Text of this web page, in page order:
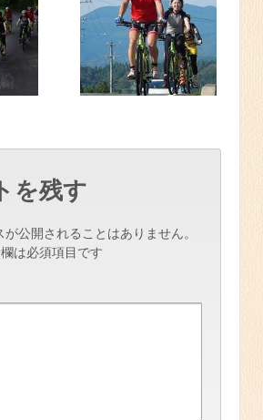
を残す
が公開されることはありません。
は必須項目です